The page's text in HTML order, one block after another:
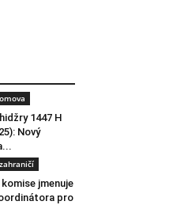
1447 H
Nový
jmenuje
pro